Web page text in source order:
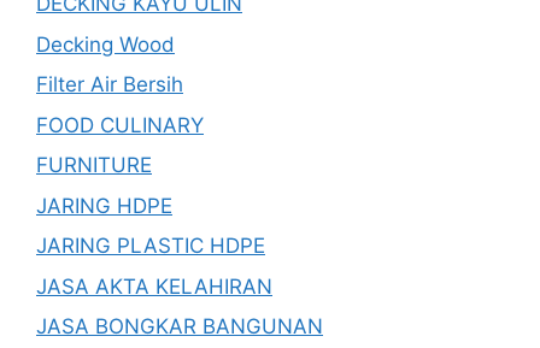
Decking Wood
Filter Air Bersih
FOOD CULINARY
FURNITURE
JARING HDPE
JARING PLASTIC HDPE
JASA AKTA KELAHIRAN
JASA BONGKAR BANGUNAN